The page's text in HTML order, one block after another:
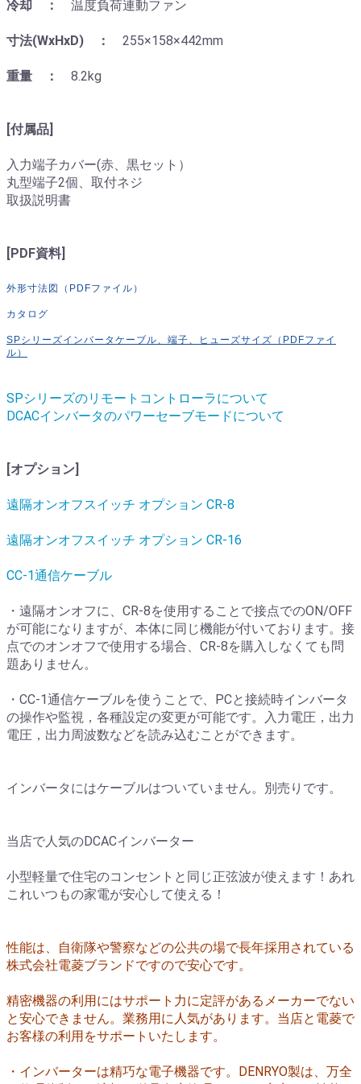
冷却 ： 温度負荷連動ファン
寸法(WxHxD) ： 255×158×442mm
重量 ： 8.2kg
[付属品]
入力端子カバー(赤、黒セット）
丸型端子2個、取付ネジ
取扱説明書
[PDF資料]
外形寸法図（PDFファイル）
カタログ
SPシリーズインバータケーブル、端子、ヒューズサイズ（PDFファイ
ル）
SPシリーズのリモートコントローラについて
DCACインバータのパワーセーブモードについて
[オプション]
遠隔オンオフスイッチ オプション CR-8
遠隔オンオフスイッチ オプション CR-16
CC-1通信ケーブル
・遠隔オンオフに、CR-8を使用することで接点でのON/OFF
が可能になりますが、本体に同じ機能が付いております。接
点でのオンオフで使用する場合、CR-8を購入しなくても問
題ありません。
・CC-1通信ケーブルを使うことで、PCと接続時インバータ
の操作や監視，各種設定の変更が可能です。入力電圧，出力
電圧，出力周波数などを読み込むことができます。
インバータにはケーブルはついていません。別売りです。
当店で人気のDCACインバーター
小型軽量で住宅のコンセントと同じ正弦波が使えます！あれ
これいつもの家電が安心して使える！
性能は、自衛隊や警察などの公共の場で長年採用されている
株式会社電菱ブランドですので安心です。
精密機器の利用にはサポート力に定評があるメーカーでない
と安心できません。業務用に人気があります。 当店と電菱で
お客様の利用をサポートいたします。
・インバーターは精巧な電子機器です。DENRYO製は、万全